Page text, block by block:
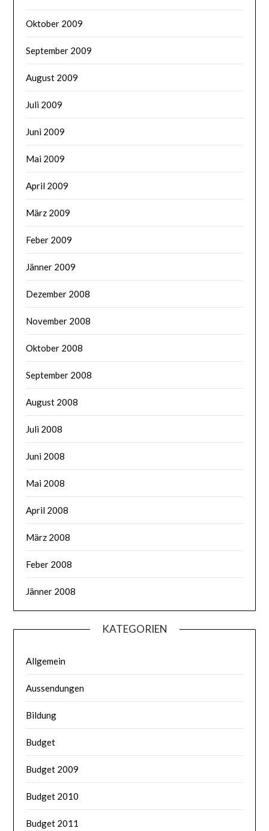
Oktober 2009
September 2009
August 2009
Juli 2009
Juni 2009
Mai 2009
April 2009
März 2009
Feber 2009
Jänner 2009
Dezember 2008
November 2008
Oktober 2008
September 2008
August 2008
Juli 2008
Juni 2008
Mai 2008
April 2008
März 2008
Feber 2008
Jänner 2008
KATEGORIEN
Allgemein
Aussendungen
Bildung
Budget
Budget 2009
Budget 2010
Budget 2011